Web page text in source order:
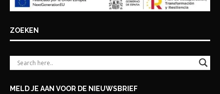
ZOEKEN
MELD JE AAN VOOR DE NIEUWSBRIEF